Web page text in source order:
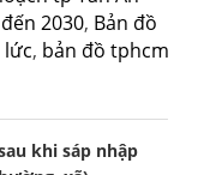
2030, Bản đồ
lức, bản đồ tphcm
khi sáp nhập